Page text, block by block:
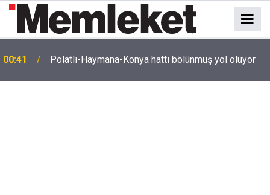
00:41 Polatlı-Haymana-Konya hattı bölünmüş yol oluyor